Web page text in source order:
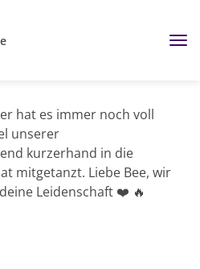
hat es immer noch voll
unserer
kurzerhand in die
mitgetanzt. Liebe Bee, wir
Leidenschaft ❤️ 🔥